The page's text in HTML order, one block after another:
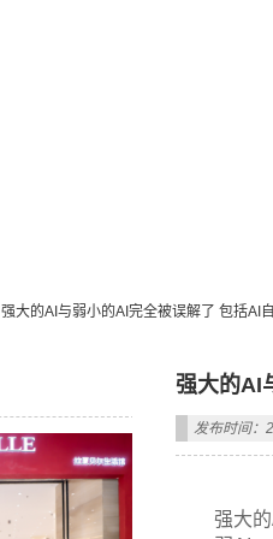
强大的AI与弱小的AI完全被误解了 包括AI
强大的AI
发布时间：
强大的